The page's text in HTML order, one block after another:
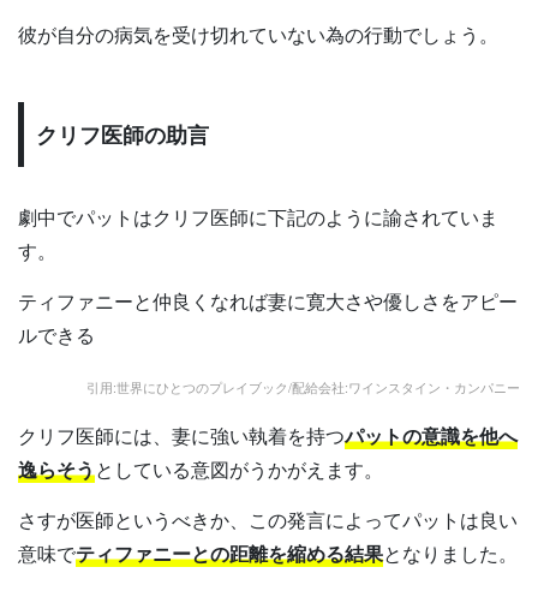
彼が自分の病気を受け切れていない為の行動でしょう。
クリフ医師の助言
劇中でパットはクリフ医師に下記のように諭されていま
す。
ティファニーと仲良くなれば妻に寛大さや優しさをアピー
ルできる
引用:世界にひとつのプレイブック/配給会社:ワインスタイン・カンパニー
クリフ医師には、妻に強い執着を持つパットの意識を他へ
逸らそうとしている意図がうかがえます。
さすが医師というべきか、この発言によってパットは良い
意味でティファニーとの距離を縮める結果となりました。